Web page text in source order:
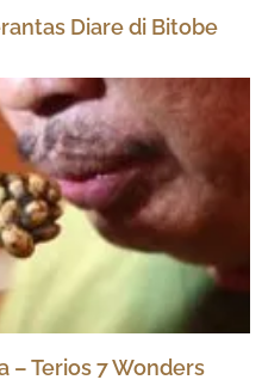
Diare di Bitobe
– Terios 7 Wonders